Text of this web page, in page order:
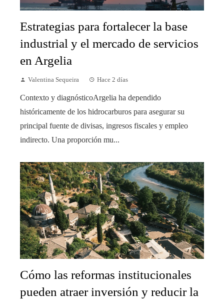
Estrategias para fortalecer la base
industrial y el mercado de servicios
en Argelia
Valentina Sequeira Hace 2 días
Contexto y diagnósticoArgelia ha dependido
históricamente de los hidrocarburos para asegurar su
principal fuente de divisas, ingresos fiscales y empleo
indirecto. Una proporción mu...
Cómo las reformas institucionales
pueden atraer inversión y reducir la